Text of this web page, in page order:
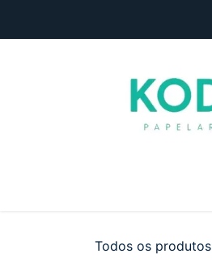
Todos os produtos